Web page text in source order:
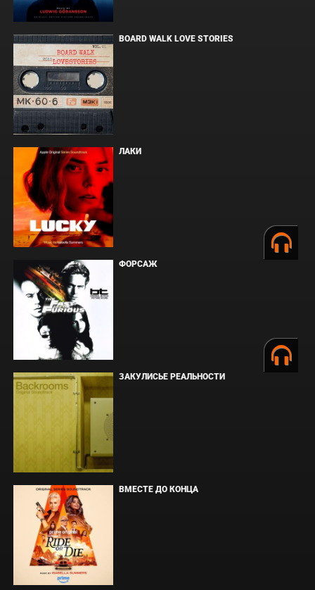
BOARD WALK LOVE STORIES
ЛАКИ
ФОРСАЖ
ЗАКУЛИСЬЕ РЕАЛЬНОСТИ
ВМЕСТЕ ДО КОНЦА